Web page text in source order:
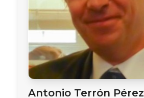
Antonio Terrón Pérez